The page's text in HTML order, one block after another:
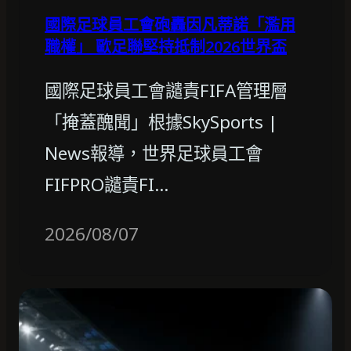
國際足球員工會砲轟因凡蒂諾「濫用
職權」 歐足聯堅持抵制2026世界盃
國際足球員工會譴責FIFA管理層
「掩蓋醜聞」根據SkySports |
News報導，世界足球員工會
FIFPRO譴責FI…
2026/08/07